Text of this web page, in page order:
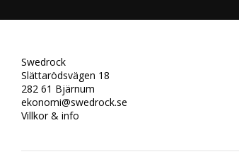
Swedrock
Slättarödsvägen 18
282 61 Bjärnum
ekonomi@swedrock.se
Villkor & info